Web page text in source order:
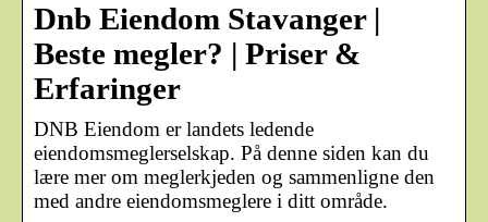
Dnb Eiendom Stavanger |
Beste megler? | Priser &
Erfaringer
DNB Eiendom er landets ledende
eiendomsmeglerselskap. På denne siden kan du
lære mer om meglerkjeden og sammenligne den
med andre eiendomsmeglere i ditt område.